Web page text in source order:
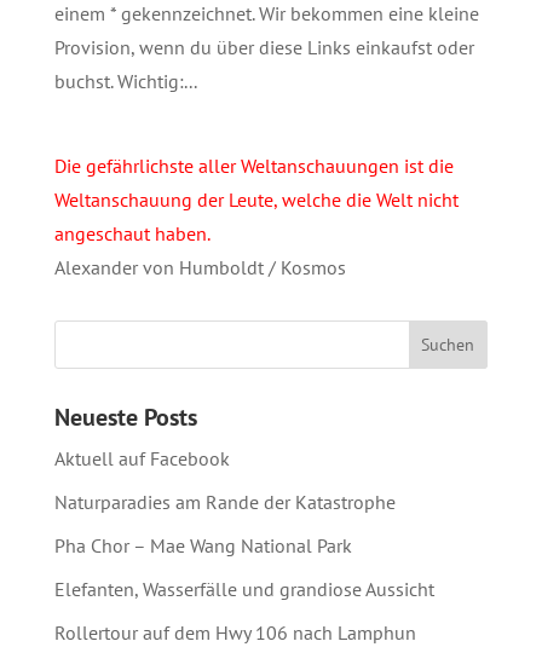
einem * gekennzeichnet. Wir bekommen eine kleine
Provision, wenn du über diese Links einkaufst oder
buchst. Wichtig:...
Die gefährlichste aller Weltanschauungen ist die
Weltanschauung der Leute, welche die Welt nicht
angeschaut haben.
Alexander von Humboldt / Kosmos
Neueste Posts
Aktuell auf Facebook
Naturparadies am Rande der Katastrophe
Pha Chor – Mae Wang National Park
Elefanten, Wasserfälle und grandiose Aussicht
Rollertour auf dem Hwy 106 nach Lamphun